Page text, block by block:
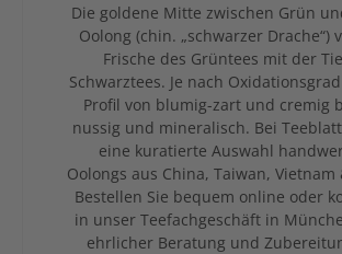
Die goldene Mitte zwischen Grün
Oolong (chin. „schwarzer Drache“)
Frische des Grüntees mit der
Schwarztees. Je nach
Profil von blumig-zart und cremig
nussig und mineralisch. Bei
eine kuratierte Auswahl
Oolongs aus China, Taiwan, Vietnam
Bestellen Sie bequem online oder
in unser Teefachgeschäft in
ehrlicher Beratung und